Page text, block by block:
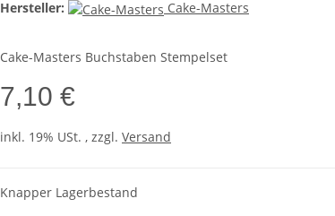
Hersteller:
Cake-Masters
Cake-Masters Buchstaben Stempelset
7,10 €
inkl. 19% USt. , zzgl. Versand
Knapper Lagerbestand